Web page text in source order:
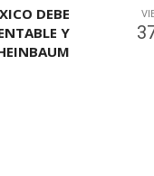
DEBE
Y